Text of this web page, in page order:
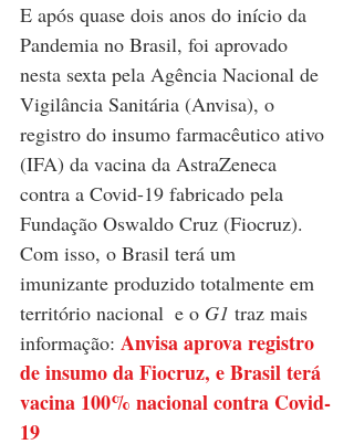
E após quase dois anos do início da
Pandemia no Brasil, foi aprovado
nesta sexta pela Agência Nacional de
Vigilância Sanitária (Anvisa), o
registro do insumo farmacêutico ativo
(IFA) da vacina da AstraZeneca
contra a Covid-19 fabricado pela
Fundação Oswaldo Cruz (Fiocruz).
Com isso, o Brasil terá um
imunizante produzido totalmente em
território nacional  e o G1 traz mais
informação: Anvisa aprova registro
de insumo da Fiocruz, e Brasil terá
vacina 100% nacional contra Covid-
19